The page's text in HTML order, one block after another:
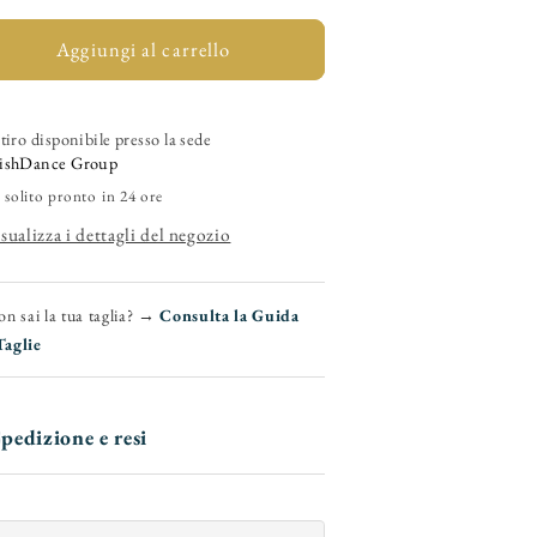
Tronchetto
per
ELSY
Plus
-
Sandalo
a
Da
Morbido
Giallo
Swarovski
Tacco
Aggiungi al carrello
disponibile presso la sede
Group
pronto in 24 ore
i dettagli del negozio
sai la tua taglia? →Consulta la Guida
e resi